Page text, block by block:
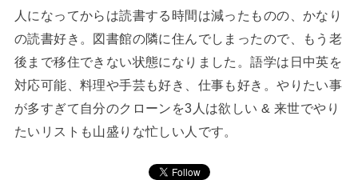
人になってからは読書する時間は減ったものの、かなり
の読書好き。図書館の隣に住んでしまったので、もう老
後まで移住できない状態になりました。語学は日中英を
対応可能、料理や手芸も好き、仕事も好き。やりたい事
が多すぎて自分のクローンを3人は欲しい & 来世でやり
たいリストも山盛りな忙しい人です。